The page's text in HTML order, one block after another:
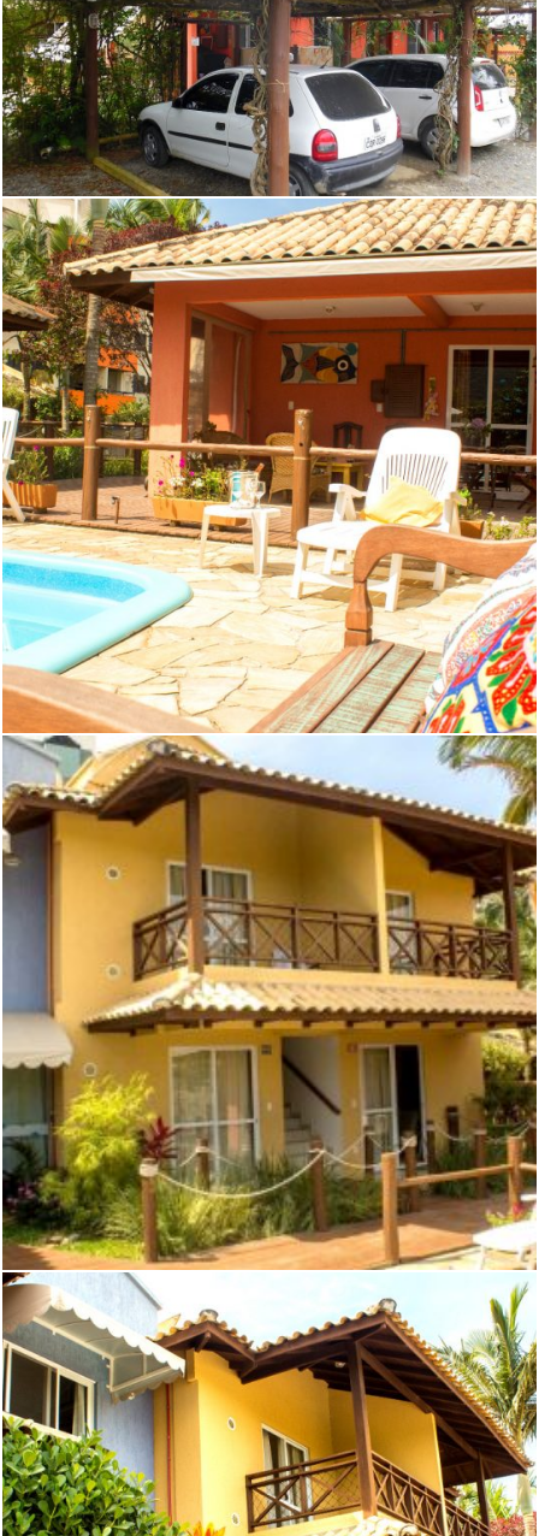
ESTACIONAMENTO
ÁREA DA PISCINA
VISTA DE APTOS. E SUITES